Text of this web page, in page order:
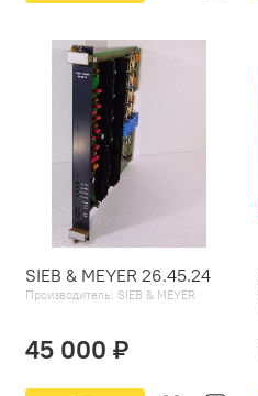
SIEB & MEYER 26.45.24
Производитель: SIEB & MEYER
45 000 ₽